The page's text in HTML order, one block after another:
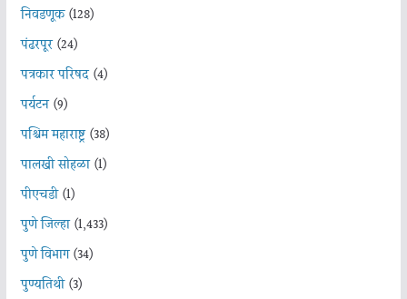
निवडणूक(128)
पंढरपूर(24)
पत्रकार परिषद(4)
पर्यटन(9)
पश्चिम महाराष्ट्र(38)
पालखी सोहळा(1)
पीएचडी(1)
पुणे जिल्हा(1,433)
पुणे विभाग(34)
पुण्यतिथी(3)